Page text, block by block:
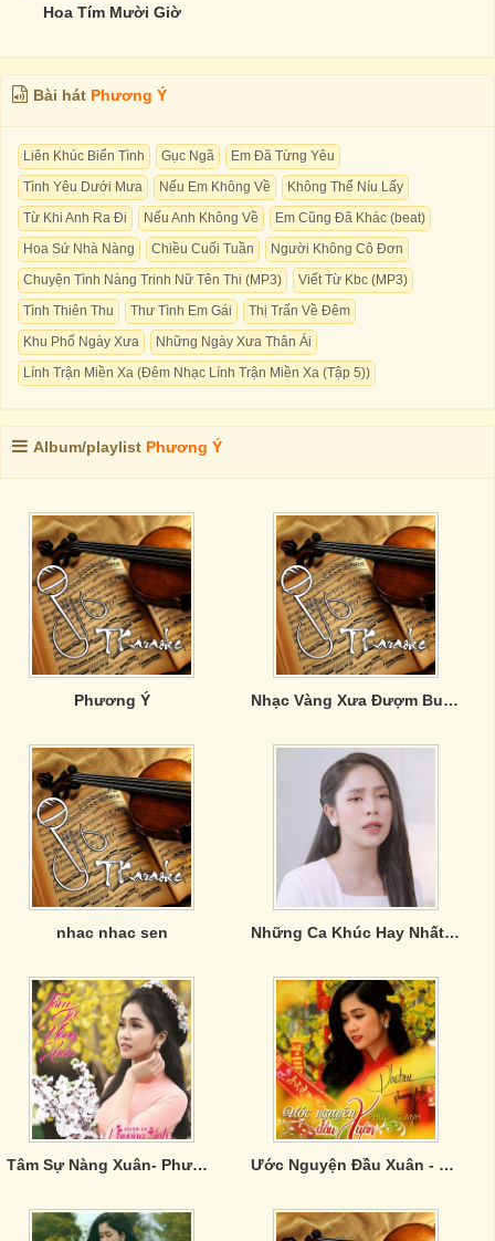
Hoa Tím Mười Giờ
Bài hát Phương Ý
Liên Khúc Biển Tình Gục Ngã
Em Đã Từng Yêu
Tình Yêu Dưới Mưa
Nếu Em Không Về
Không Thể Níu Lấy
Từ Khi Anh Ra Đi
Nếu Anh Không Về
Em Cũng Đã Khác (beat)
Hoa Sứ Nhà Nàng
Chiều Cuối Tuần
Người Không Cô Đơn
Chuyện Tình Nàng Trinh Nữ Tên Thi (MP3)
Viết Từ Kbc (MP3)
Tình Thiên Thu
Thư Tình Em Gái
Thị Trấn Về Đêm
Khu Phố Ngày Xưa
Những Ngày Xưa Thân Ái
Lính Trận Miền Xa (Đêm Nhạc Lính Trận Miền Xa (Tập 5))
Album/playlist Phương Ý
Phương Ý Nhạc Vàng Xưa Đượm Buồn
nhac nhac sen Những Ca Khúc Hay Nhất Của Phương Ý
Tâm Sự Nàng Xuân- Phương Anh Ước Nguyện Đầu Xuân - Phương Anh